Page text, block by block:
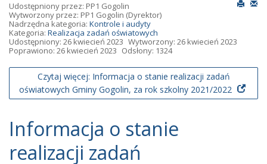
Udostępniony przez: PP1 Gogolin
Wytworzony przez: PP1 Gogolin (Dyrektor)
Nadrzędna kategoria: Kontrole i audyty
Kategoria: Realizacja zadań oświatowych
Udostępniony: 26 kwiecień 2023 Wytworzony: 26 kwiecień 2023
Poprawiono: 26 kwiecień 2023 Odsłony: 1324
Czytaj więcej: Informacja o stanie realizacji zadań
oświatowych Gminy Gogolin, za rok szkolny 2021/2022
Informacja o stanie
realizacji zadań